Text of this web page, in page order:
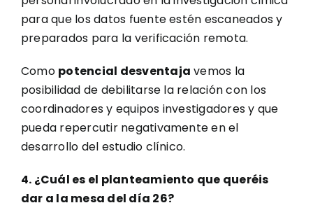
para que los datos fuente estén escaneados y
preparados para la verificación remota.
Como potencial desventaja vemos la
posibilidad de debilitarse la relación con los
coordinadores y equipos investigadores y que
pueda repercutir negativamente en el
desarrollo del estudio clínico.
4. ¿Cuál es el planteamiento que queréis
dar a la mesa del día 26?